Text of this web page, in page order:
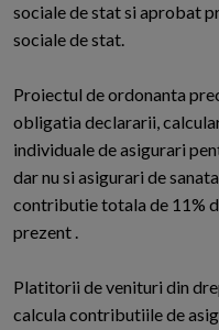
sociale de stat si aprobat
sociale de stat.
Proiectul de ordonanta
obligatia declararii,
individuale de asigurari
dar nu si asigurari de
contributie totala de 11%
prezent .
Platitorii de venituri din
calcula contributiile de